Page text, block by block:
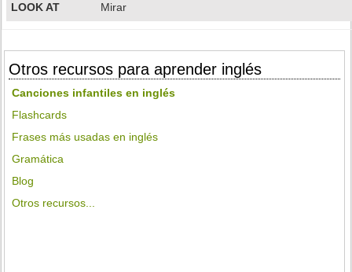
LOOK AT Mirar
Otros recursos para aprender inglés
Canciones infantiles en inglés
Flashcards
Frases más usadas en inglés
Gramática
Blog
Otros recursos...